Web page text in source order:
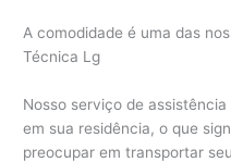
A comodidade é uma das
Técnica Lg
Nosso serviço de
em sua residência, o que
preocupar em transportar